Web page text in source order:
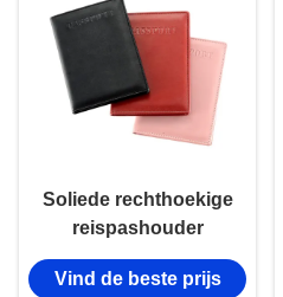
Soliede rechthoekige
reispashouder
Vind de beste prijs